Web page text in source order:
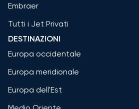
Embraer
Tutti i Jet Privati
DESTINAZIONI
Europa occidentale
Europa meridionale
Europa dell'Est